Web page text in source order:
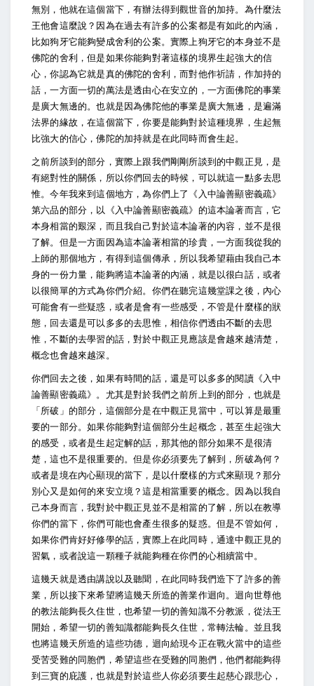
無別，他就在這個當下，有辦法得到觀世音的加持。為什麼法
王他會這麼說？因為在過去有許多的公案都是有如此的內涵，
比如狗牙它能夠變成舍利的公案。實際上狗牙它的本身並不是
佛陀的舍利，但是如果你能夠對著這樣的境界生起強大的信
心，你認為它就是真的佛陀的舍利，而對他作祈請，作加持的
話，一方面一切的萬法是透由心在安立的，一方面佛陀的事業
是廣大無邊的。也就是因為佛陀他的事業是廣大無邊，是遍滿
法界的緣故，在這個當下，你要是能夠對於這種境界，生起無
比強大的信心，佛陀的加持就是在此同時而會生起。
之前所談到的部分，實際上跟我們剛剛所談到的中觀正見，是
有絕對性的關係，所以你們回去的時候，可以就這一點多去思
惟。今年我來到這個地方，為你們上了《入中論善顯密義疏》
第六品的部分，以《入中論善顯密義疏》的這本論著而言，它
本身相當的艱深，而且我自己對於這本論著的內容，並不是很
了解。但是一方面因為這本論著相當的珍貴，一方面我從我的
上師的那個地方，有得到這個傳承，所以我希望藉由我自己本
身的一份力量，能夠將這本論著的內涵，就是以很白話，或者
以很簡單的方式為你們介紹。你們在聽完這幾堂課之後，內心
可能會有一些疑惑，或者是會有一些感受，不管是什麼樣的狀
態，回去還是可以多多的去思惟，相信你們透由不斷的去思
惟，不斷的去學習的話，對於中觀正見應該是會越來越清楚，
概念也會越來越深。
你們回去之後，如果有時間的話，還是可以多多的閱讀《入中
論善顯密義疏》。尤其是對於我們之前所上到的部分，也就是
「所破」的部分，這個部分是在中觀正見當中，可以算是最重
要的一部分。如果你能夠對這個部分生起概念，甚至生起強大
的感受，或者是生起定解的話，那其他的部分如果不是很清
楚，這也不是很重要的。但是你必須要先了解到，所破為何？
或者是境在內心顯現的當下，是以什麼樣的方式來顯現？那分
別心又是如何的來安立境？這是相當重要的概念。因為以我自
己本身而言，我對於中觀正見並不是相當的了解，所以在教導
你們的當下，你們可能也會產生很多的疑惑。但是不管如何，
如果你們肯好好修學的話，實際上在此同時，通達中觀正見的
習氣，或者說這一顆種子就能夠種在你們的心相續當中。
這幾天就是透由講說以及聽聞，在此同時我們造下了許多的善
業，所以接下來希望將這幾天所造的善業作迴向。迴向世尊他
的教法能夠長久住世，也希望一切的善知識不分教派，從法王
開始，希望一切的善知識都能夠長久住世，常轉法輪。並且我
也將這幾天所造的這些功德，迴向給現今正在戰火當中的這些
受苦受難的同胞們，希望這些在受難的同胞們，他們都能夠得
到三寶的庇護，也就是對於這些人你必須要生起慈心跟悲心，